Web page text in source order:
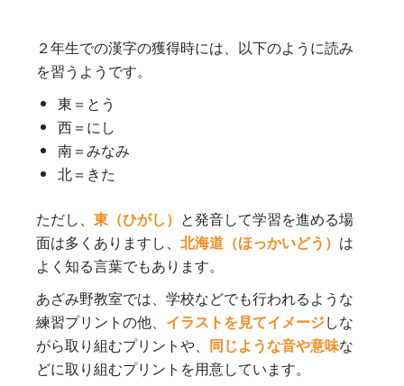
２年生での漢字の獲得時には、以下のように読み
を習うようです。
東＝とう
西＝にし
南＝みなみ
北＝きた
ただし、東（ひがし） と発音して学習を進める場
面は多くありますし、北海道（ほっかいどう） は
よく知る言葉でもあります。
あざみ野教室では、学校などでも行われるような
練習プリントの他、 イラストを見てイメージしな
がら取り組むプリントや、 同じような音や意味な
どに取り組むプリントを用意しています。